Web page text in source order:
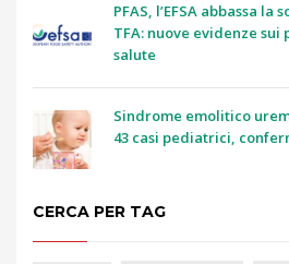
PFAS, l’EFSA abbassa
TFA: nuove evidenze
salute
Sindrome emolitico
43 casi pediatrici,
CERCA PER TAG